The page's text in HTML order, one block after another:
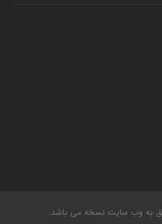
به وب سایت نسخه می باشد.